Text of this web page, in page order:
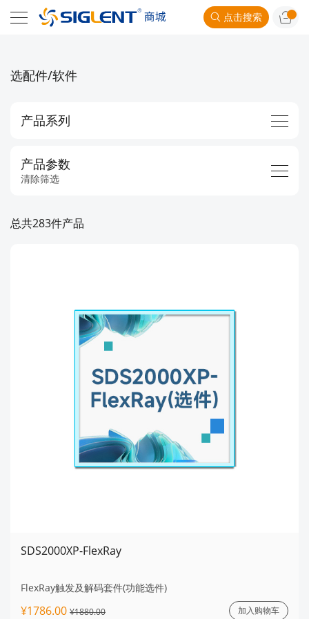
点击搜索
选配件/软件
产品系列
产品参数
清除筛选
总共283件产品
SDS2000XP-FlexRay
FlexRay触发及解码套件(功能选件)
¥1786.00 ¥1880.00 加入购物车